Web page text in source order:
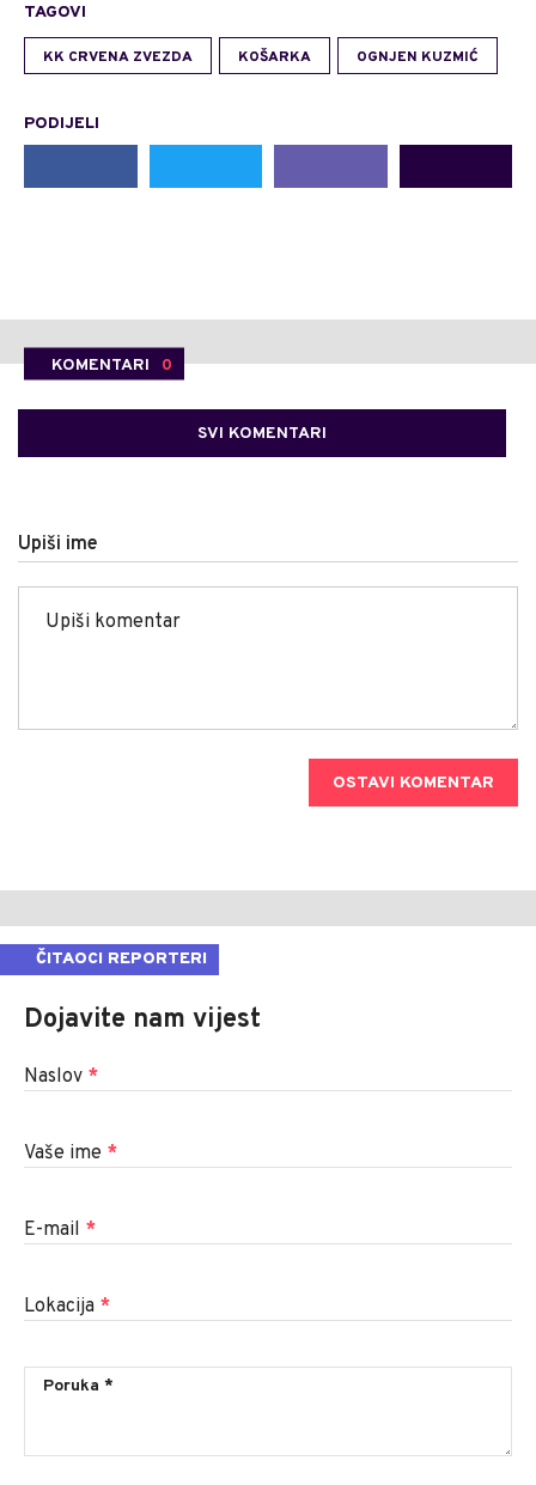
TAGOVI
KK CRVENA ZVEZDA KOŠARKA OGNJEN KUZMIĆ
PODIJELI
KOMENTARI 0
SVI KOMENTARI
Upiši ime
OSTAVI KOMENTAR
ČITAOCI REPORTERI
Dojavite nam vijest
Naslov *
Vaše ime *
E-mail *
Lokacija *